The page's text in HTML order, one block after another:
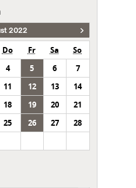
2022
Do Fr Sa
So
4 5 6
7
11 12 13
14
18 19 20
21
25 26 27
28